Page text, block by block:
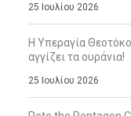
25 Ιουλίου 2026
Η Υπεραγία
αγγίζει τα ουράνια!
25 Ιουλίου 2026